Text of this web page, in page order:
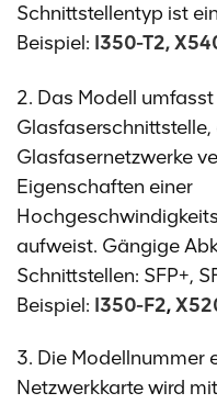
Schnittstellentyp ist
Beispiel: I350-T2,
2. Das Modell umfasst
Glasfasernetzwerke
Eigenschaften einer
aufweist. Gängige
Schnittstellen: SFP+,
Beispiel: I350-F2,
3. Die Modellnummer
Netzwerkkarte wird